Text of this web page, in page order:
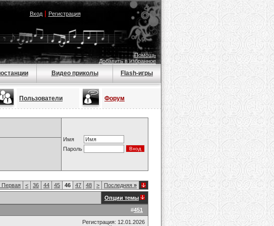
Вход| Регистрация
Помощь
Добавить в избранное
Видео приколы Flash-игры
Пользователи Форум
Имя
Пароль
Первая < 36 44 45 46 47 48 > Последняя »
Опции темы
#451
Регистрация: 12.01.2026